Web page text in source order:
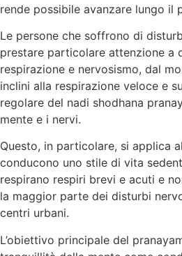
rende possibile avanzare lungo il
Le persone che soffrono di
prestare particolare attenzione a
respirazione e nervosismo, dal
inclini alla respirazione veloce e
regolare del nadi shodhana
mente e i nervi.
Questo, in particolare, si applica
conducono uno stile di vita
respirano respiri brevi e acuti e
la maggior parte dei disturbi
centri urbani.
L’obiettivo principale del